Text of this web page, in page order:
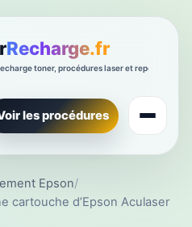
les procédures
Epson/
cartouche d’Epson Aculaser